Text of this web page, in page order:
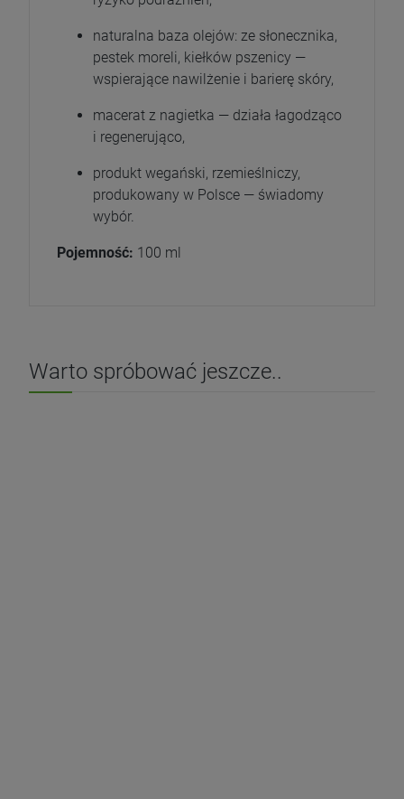
naturalna baza olejów: ze słonecznika,
pestek moreli, kiełków pszenicy —
wspierające nawilżenie i barierę skóry,
macerat z nagietka — działa łagodząco
i regenerująco,
produkt wegański, rzemieślniczy,
produkowany w Polsce — świadomy
wybór.
Pojemność: 100 ml
Warto spróbować jeszcze..